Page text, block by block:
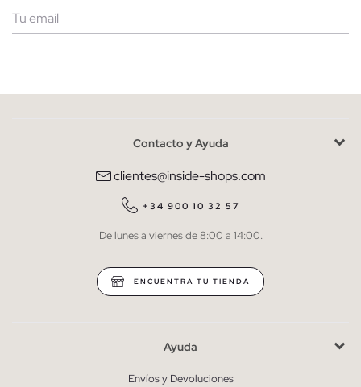
He leído y entiendo lapolítica de privacidad
QUIERO SUSCRIBIRME
* Puedes cancelar la suscripción en cualquier momento.
Contacto y Ayuda
clientes@inside-shops.com
+34 900 10 32 57
De lunes a viernes de 8:00 a 14:00.
ENCUENTRA TU TIENDA
Ayuda
Envíos y Devoluciones